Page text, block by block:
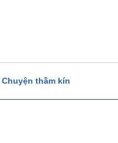
Chuyện thầm kín